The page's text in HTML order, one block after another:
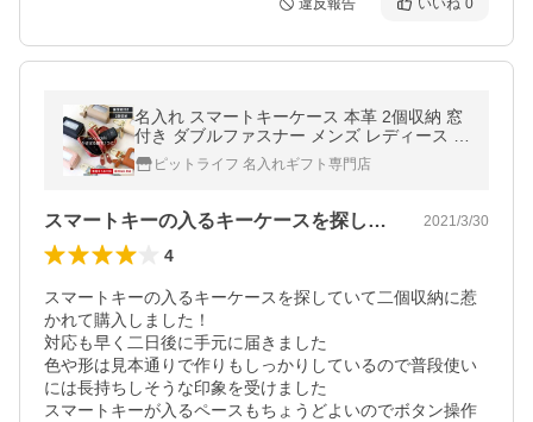
違反報告 いいね 0
名入れ スマートキーケース 本革 2個収納 窓
付き ダブルファスナー メンズ レディース ギ
フトピットライフ 名入れギフト専門店
スマートキーの入るキーケースを探してい… 2021/3/30
4
スマートキーの入るキーケースを探していて二個収納に惹
かれて購入しました！
対応も早く二日後に手元に届きました
色や形は見本通りで作りもしっかりしているので普段使い
には長持ちしそうな印象を受けました
スマートキーが入るペースもちょうどよいのでボタン操作